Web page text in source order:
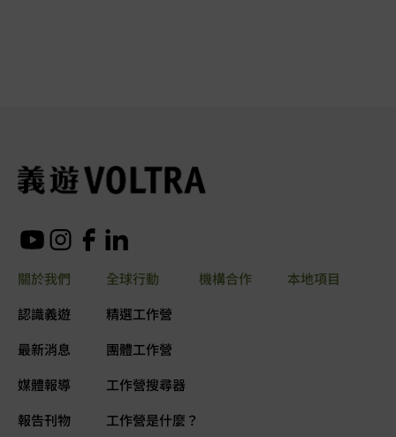
關於我們
認識義遊
最新消息
媒體報導
報告刊物
全球行動
精選工作營
團體工作營
工作營搜尋器
工作營是什麼？
本地項目
機構合作